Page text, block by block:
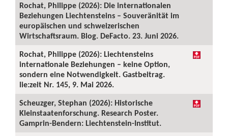
Rochat, Philippe (2026): Die internationalen
Beziehungen Liechtensteins – Souveränität im
europäischen und schweizerischen
Wirtschaftsraum. Blog. DeFacto. 23. Juni 2026.
Rochat, Philippe (2026): Liechtensteins
internationale Beziehungen – keine Option,
sondern eine Notwendigkeit. Gastbeitrag.
lie:zeit Nr. 145, 9. Mai 2026.
Scheuzger, Stephan (2026): Historische
Kleinstaatenforschung. Research Poster.
Gamprin-Bendern: Liechtenstein-Institut.